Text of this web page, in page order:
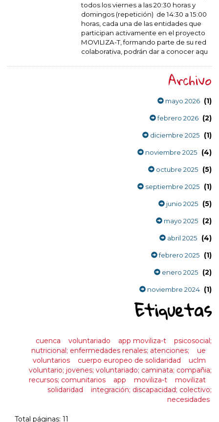
todos los viernes a las 20:30 horas y
domingos (repetición) de 14:30 a 15:00
horas, cada una de las entidades que
participan activamente en el proyecto
MOVILIZA-T, formando parte de su red
colaborativa, podrán dar a conocer aqu
Archivo
mayo 2026 (1)
febrero 2026 (2)
diciembre 2025 (1)
noviembre 2025 (4)
octubre 2025 (5)
septiembre 2025 (1)
junio 2025 (5)
mayo 2025 (2)
abril 2025 (4)
febrero 2025 (1)
enero 2025 (2)
noviembre 2024 (1)
Etiquetas
cuenca voluntariado app moviliza-t
psicosocial;
nutricional; enfermedades renales; atenciones;
ue
voluntarios
cuerpo europeo de solidaridad
uclm
voluntario; jovenes; voluntariado; caminata; compañia;
recursos; comunitarios
app moviliza-t
movilizat
solidaridad
integración; discapacidad; colectivo;
necesidades
Total páginas: 11